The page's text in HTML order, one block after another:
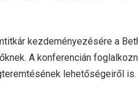
kezdeményezésére a
A konferencián
lehetőségeiről is.